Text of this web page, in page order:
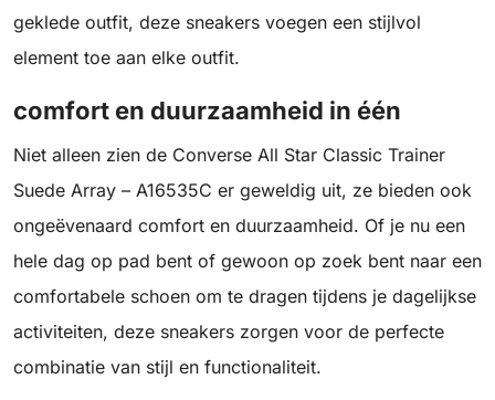
geklede outfit, deze sneakers voegen een stijlvol
element toe aan elke outfit.
comfort en duurzaamheid in één
Niet alleen zien de Converse All Star Classic Trainer
Suede Array – A16535C er geweldig uit, ze bieden ook
ongeëvenaard comfort en duurzaamheid. Of je nu een
hele dag op pad bent of gewoon op zoek bent naar een
comfortabele schoen om te dragen tijdens je dagelijkse
activiteiten, deze sneakers zorgen voor de perfecte
combinatie van stijl en functionaliteit.